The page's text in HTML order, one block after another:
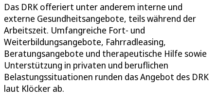
Das DRK offeriert unter anderem interne und
externe Gesundheitsangebote, teils während der
Arbeitszeit. Umfangreiche Fort- und
Weiterbildungsangebote, Fahrradleasing,
Beratungsangebote und therapeutische Hilfe sowie
Unterstützung in privaten und beruflichen
Belastungssituationen runden das Angebot des DRK
laut Klöcker ab.